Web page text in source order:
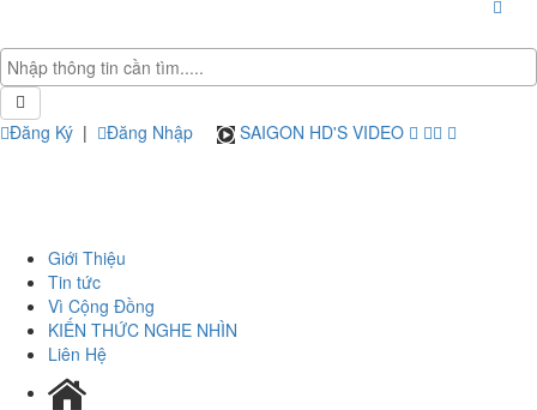
Đăng Ký | Đăng Nhập SAIGON HD'S VIDEO
Giới Thiệu
Tin tức
Vì Cộng Đồng
KIẾN THỨC NGHE NHÌN
Liên Hệ